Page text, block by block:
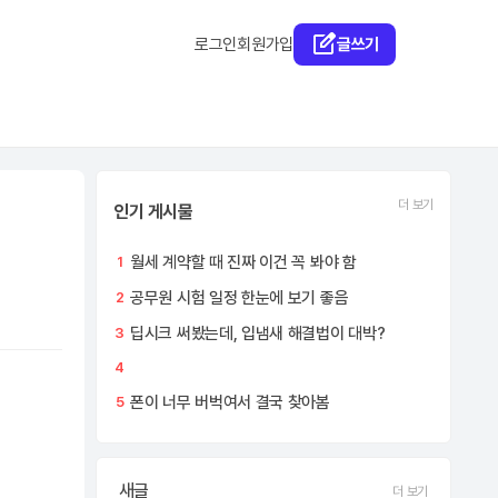
로그인회원가입 글쓰기
인기 게시물 더 보기
1 월세 계약할 때 진짜 이건 꼭 봐야 함
2 공무원 시험 일정 한눈에 보기 좋음
3 딥시크 써봤는데, 입냄새 해결법이 대박?
4
5 폰이 너무 버벅여서 결국 찾아봄
새글 더 보기